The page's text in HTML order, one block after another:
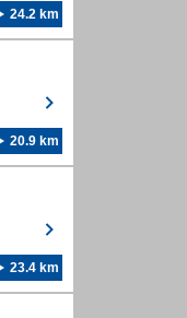
24.2 km
20.9 km
23.4 km